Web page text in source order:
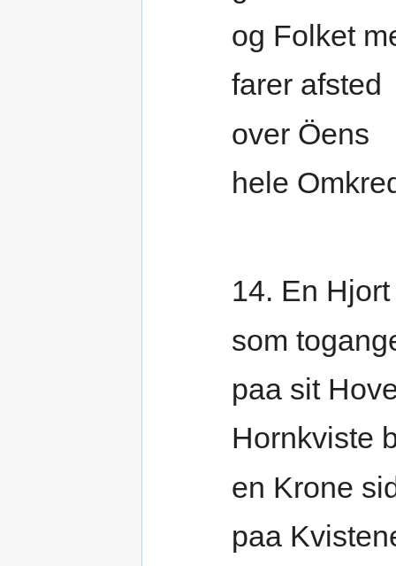
og Folket
farer afsted
over Öens
hele
14. En
som
paa sit
Hornkviste
en Krone
paa